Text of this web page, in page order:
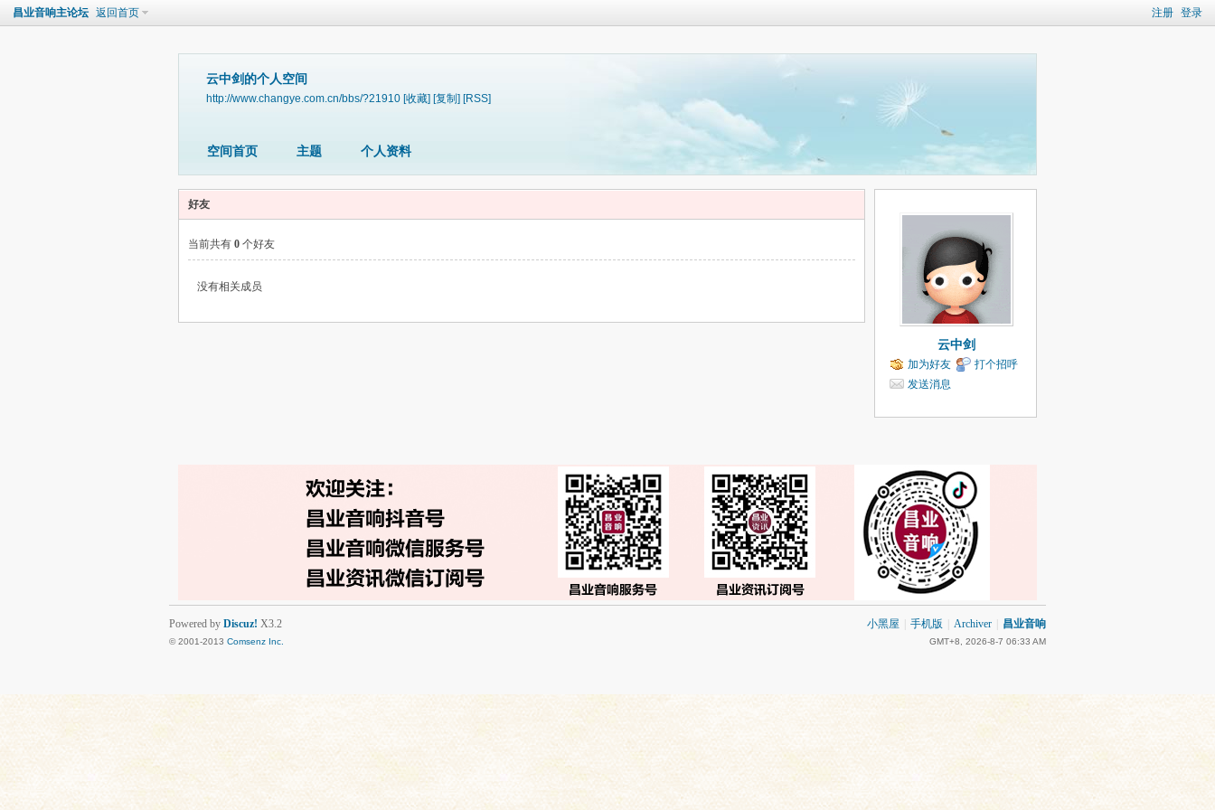
注册 登录
昌业音响主论坛 返回首页
云中剑的个人空间
http://www.changye.com.cn/bbs/?21910 [收藏] [复制] [RSS]
空间首页 主题 个人资料
好友
当前共有 0 个好友
没有相关成员
云中剑
加为好友
打个招呼
发送消息
小黑屋 手机版 Archiver 昌业音响
GMT+8, 2026-8-7 06:33 AM
Powered by Discuz! X3.2
© 2001-2013 Comsenz Inc.